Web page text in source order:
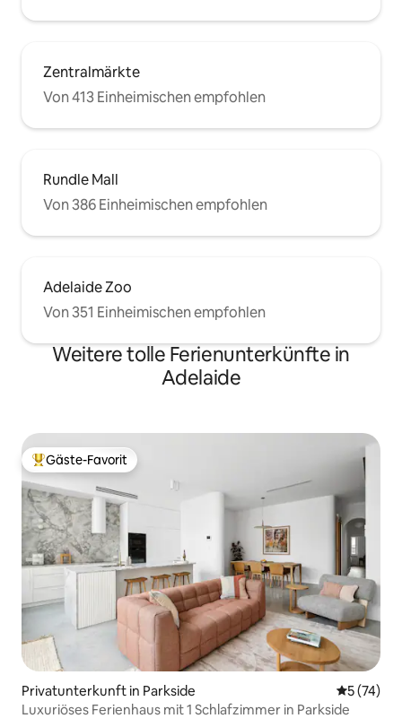
Zentralmärkte
Von 413 Einheimischen empfohlen
Rundle Mall
Von 386 Einheimischen empfohlen
Adelaide Zoo
Von 351 Einheimischen empfohlen
Weitere tolle Ferienunterkünfte in
Adelaide
Beliebter Gäste-Favorit.
Gäste-Favorit
Privatunterkunft in Parkside
5 (74)
Luxuriöses Ferienhaus mit 1 Schlafzimmer in Parkside